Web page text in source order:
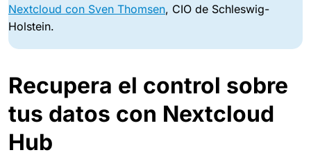
Nextcloud con Sven Thomsen, CIO de Schleswig-
Holstein.
Recupera el control sobre
tus datos con Nextcloud
Hub